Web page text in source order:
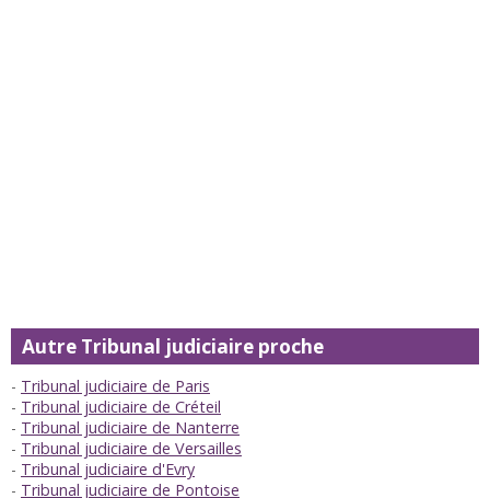
Autre Tribunal judiciaire proche
Tribunal judiciaire de Paris
Tribunal judiciaire de Créteil
Tribunal judiciaire de Nanterre
Tribunal judiciaire de Versailles
Tribunal judiciaire d'Evry
Tribunal judiciaire de Pontoise